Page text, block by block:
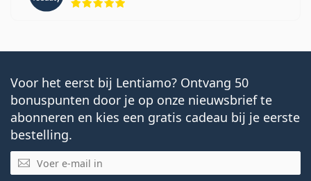
Voor het eerst bij Lentiamo? Ontvang 50
bonuspunten door je op onze nieuwsbrief te
abonneren en kies een gratis cadeau bij je eerste
bestelling.
E-mail